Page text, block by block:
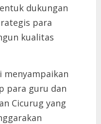
dukungan
para
kualitas
menyampaikan
para guru dan
Cicurug yang